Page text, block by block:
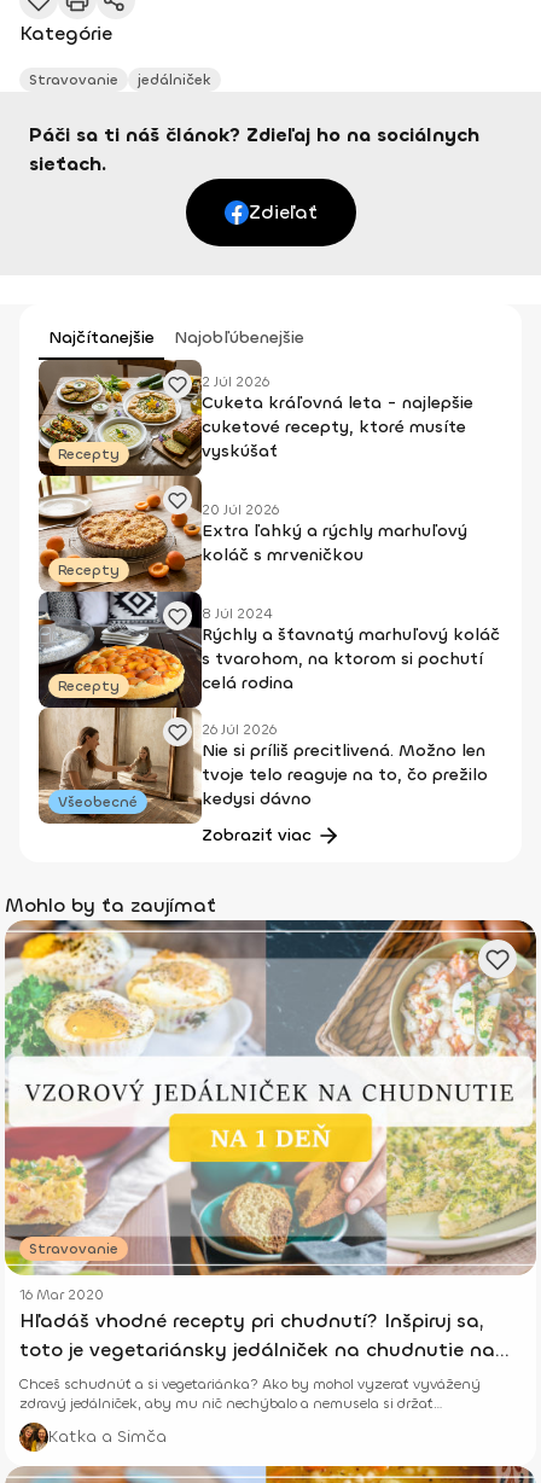
Kategórie
Stravovanie jedálniček
Páči sa ti náš článok? Zdieľaj ho na sociálnych
sieťach.
Zdieľať
Najčítanejšie Najobľúbenejšie
Recepty
2 Júl 2026
Cuketa kráľovná leta - najlepšie
cuketové recepty, ktoré musíte
vyskúšať
Recepty
20 Júl 2026
Extra ľahký a rýchly marhuľový
koláč s mrveničkou
Recepty
8 Júl 2024
Rýchly a šťavnatý marhuľový koláč
s tvarohom, na ktorom si pochutí
celá rodina
Všeobecné
26 Júl 2026
Nie si príliš precitlivená. Možno len
tvoje telo reaguje na to, čo prežilo
kedysi dávno
Zobraziť viac
Mohlo by ťa zaujímať
Stravovanie
16 Mar 2020
Hľadáš vhodné recepty pri chudnutí? Inšpiruj sa,
toto je vegetariánsky jedálniček na chudnutie na
celý deň
Chceš schudnúť a si vegetariánka? Ako by mohol vyzerať vyvážený
zdravý jedálniček, aby mu nič nechýbalo a nemusela si držať
nezmyselnú diétu?
Katka a Simča